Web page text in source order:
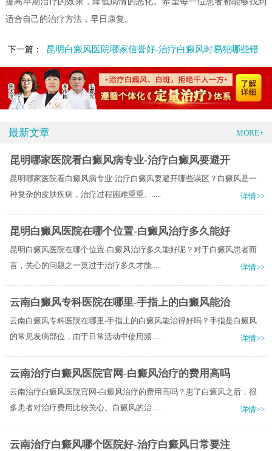
适合自己的治疗方法，早日康复。
下一篇： 昆明白癜风医院哪家信誉好-治疗白癜风时易犯哪些错
最新文章 MORE+
昆明哪家医院看白癜风病专业-治疗白癜风要避开
昆明哪家医院看白癜风病专业-治疗白癜风要避开哪些误区？白癜风是一
种复杂的皮肤疾病，治疗过程困难重重、.....
详情>>
昆明白癜风医院在哪个位置-白癜风治疗多久能好
昆明白癜风医院在哪个位置-白癜风治疗多久能好呢？对于白癜风患者而
言，关心的问题之一莫过于治疗多久才能.....
详情>>
云南白癜风专科医院在哪里-手指上的白癜风能治
云南白癜风专科医院在哪里-手指上的白癜风能治得好吗？手指是白癜风
的常见发病部位，由于日常活动中使用频.....
详情>>
云南治疗白癜风医院官网-白癜风治疗的费用高吗
云南治疗白癜风医院官网-白癜风治疗的费用高吗？患了白癜风之后，很
多患者对治疗费用比较关心。白癜风的治.....
详情>>
云南治疗白癜风哪个医院好-治疗白癜风日常要注